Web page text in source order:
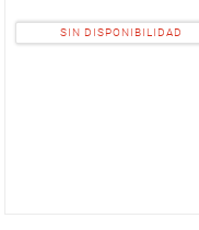
SIN DISPONIBILIDAD